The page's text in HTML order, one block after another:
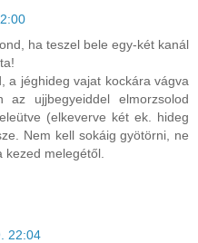
ha teszel bele egy-két kanál
a jéghideg vajat kockára vágva
az ujjbegyeiddel elmorzsolod
(elkeverve két ek. hideg
Nem kell sokáig gyötörni, ne
melegétől.
22:04